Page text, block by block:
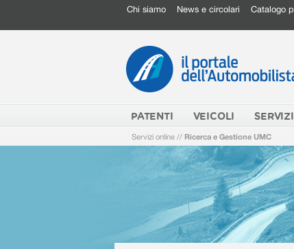
Chi siamo News e circolari Catalogo
PATENTI VEICOLI
Servizi online // Ricerca e Gestione UMC